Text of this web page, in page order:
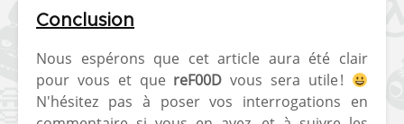
Conclusion
Nous espérons que cet article aura été clair
pour vous et que reF00D vous sera utile !
N'hésitez pas à poser vos interrogations en